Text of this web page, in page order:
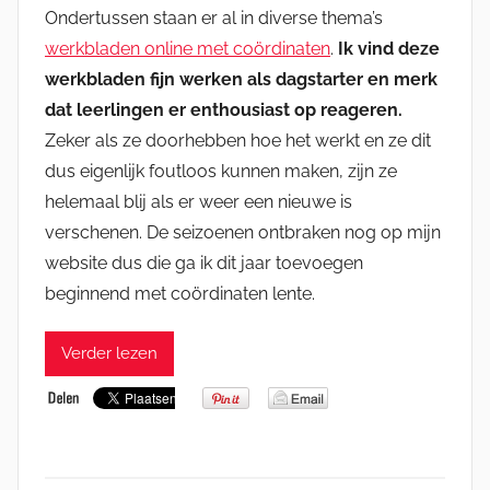
Ondertussen staan er al in diverse thema’s
werkbladen online met coördinaten. Ik vind deze
werkbladen fijn werken als dagstarter en merk
dat leerlingen er enthousiast op reageren.
Zeker als ze doorhebben hoe het werkt en ze dit
dus eigenlijk foutloos kunnen maken, zijn ze
helemaal blij als er weer een nieuwe is
verschenen. De seizoenen ontbraken nog op mijn
website dus die ga ik dit jaar toevoegen
beginnend met coördinaten lente.
Verder lezen